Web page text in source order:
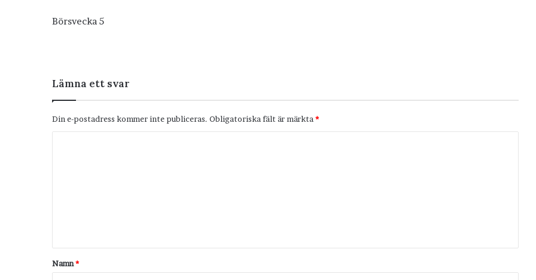
Börsvecka 5
Lämna ett svar
Din e-postadress kommer inte publiceras. Obligatoriska fält är märkta *
t
a
Namn*